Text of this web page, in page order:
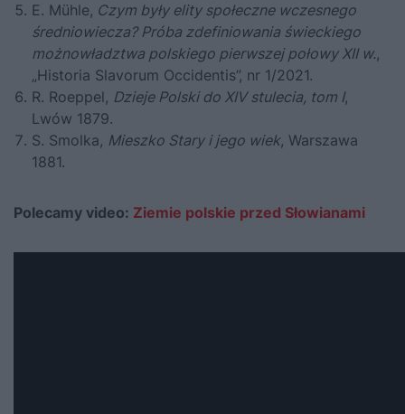
E. Mühle, Czym były elity społeczne wczesnego
średniowiecza? Próba zdefiniowania świeckiego
możnowładztwa polskiego pierwszej połowy XII w.,
„Historia Slavorum Occidentis”, nr 1/2021.
R. Roeppel, Dzieje Polski do XIV stulecia, tom I,
Lwów 1879.
S. Smolka, Mieszko Stary i jego wiek, Warszawa
1881.
Polecamy video: Ziemie polskie przed Słowianami